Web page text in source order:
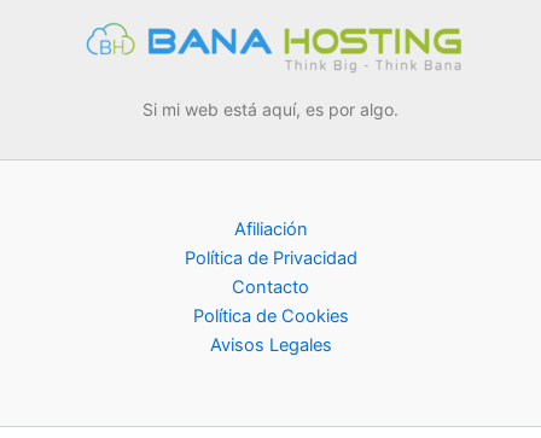
Si mi web está aquí, es por algo.
Afiliación
Política de Privacidad
Contacto
Política de Cookies
Avisos Legales